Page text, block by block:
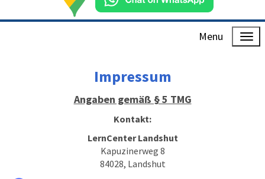
Menu
Impressum
Angaben gemäß § 5 TMG
Kontakt:
LernCenter Landshut
Kapuzinerweg 8
84028, Landshut